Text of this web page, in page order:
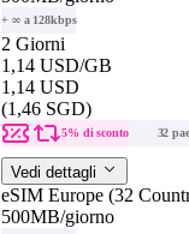
+ ∞ a 128kbps
2 Giorni
1,14 USD/GB
1,14 USD
(1,46 SGD)
5% di sconto
32
Vedi dettagli
eSIM Europe (32
500MB/giorno